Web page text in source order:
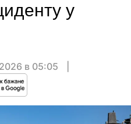
у
в 05:05